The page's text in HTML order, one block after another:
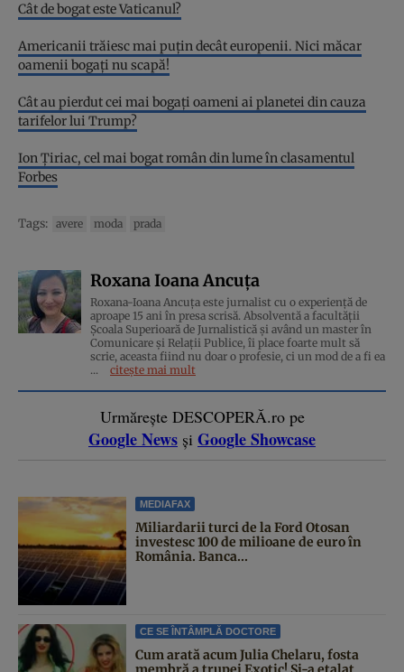
Cât de bogat este Vaticanul?
Americanii trăiesc mai puțin decât europenii. Nici măcar
oamenii bogați nu scapă!
Cât au pierdut cei mai bogați oameni ai planetei din cauza
tarifelor lui Trump?
Ion Țiriac, cel mai bogat român din lume în clasamentul
Forbes
Tags: avere moda prada
Roxana Ioana Ancuța
Roxana-Ioana Ancuța este jurnalist cu o experiență de
aproape 15 ani în presa scrisă. Absolventă a facultății
Școala Superioară de Jurnalistică și având un master în
Comunicare și Relații Publice, îi place foarte mult să
scrie, aceasta fiind nu doar o profesie, ci un mod de a fi ea
...
citește mai mult
Urmărește DESCOPERĂ.ro pe
Google News și Google Showcase
MEDIAFAX
Miliardarii turci de la Ford Otosan
investesc 100 de milioane de euro în
România. Banca...
CE SE ÎNTÂMPLĂ DOCTORE
Cum arată acum Julia Chelaru, fosta